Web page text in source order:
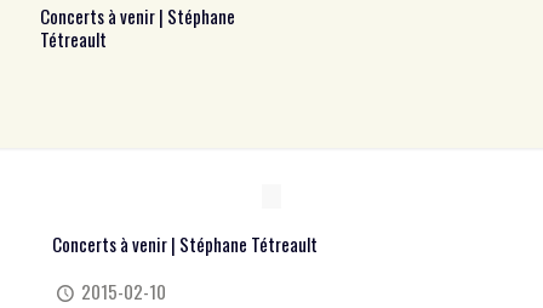
Concerts à venir | Stéphane
Tétreault
Concerts à venir | Stéphane Tétreault
2015-02-10